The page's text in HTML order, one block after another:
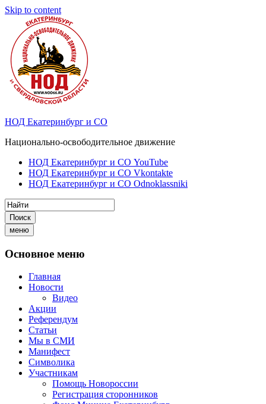
Skip to content
НОД Екатеринбург и СО
Национально-освободительное движение
НОД Екатеринбург и СО YouTube
НОД Екатеринбург и СО Vkontakte
НОД Екатеринбург и СО Odnoklassniki
Поиск
меню
Основное меню
Главная
Новости
Видео
Акции
Референдум
Статьи
Мы в СМИ
Манифест
Символика
Участникам
Помощь Новороссии
Регистрация сторонников